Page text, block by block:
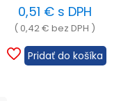
0,51 €s DPH
( 0,42€ bez DPH )
Pridať do košíka